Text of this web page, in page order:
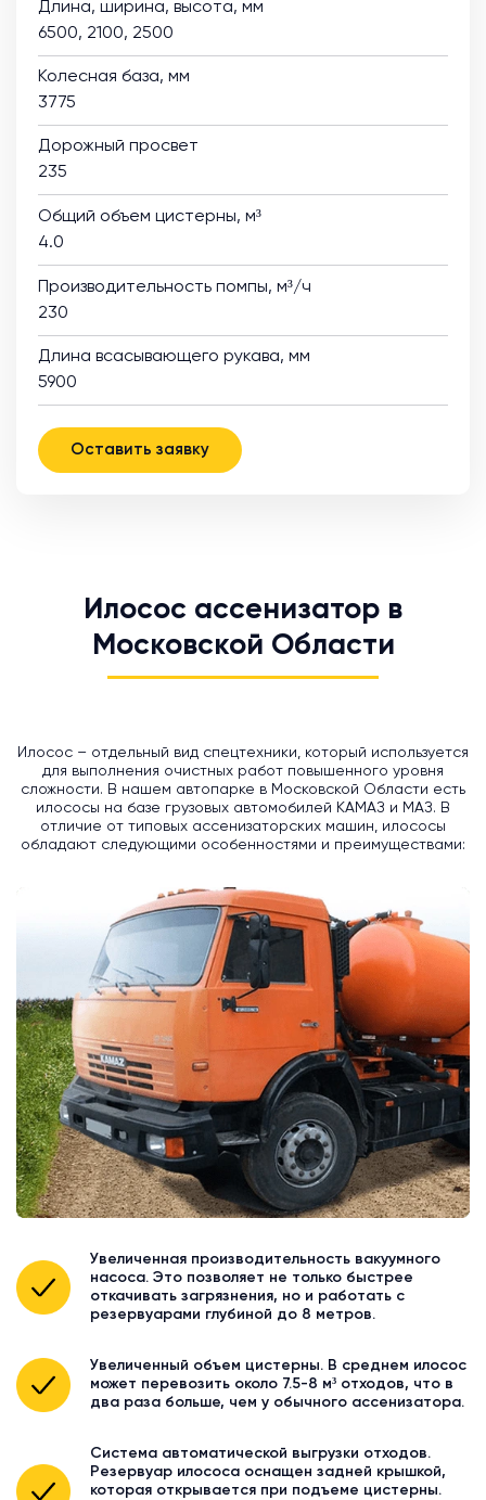
Длина, ширина, высота, мм
6500, 2100, 2500
Колесная база, мм
3775
Дорожный просвет
235
Общий объем цистерны, м³
4.0
Производительность помпы, м³/ч
230
Длина всасывающего рукава, мм
5900
Оставить заявку
Илосос ассенизатор в
Московской Области
Илосос – отдельный вид спецтехники, который используется
для выполнения очистных работ повышенного уровня
сложности. В нашем автопарке в Московской Области есть
илососы на базе грузовых автомобилей КАМАЗ и МАЗ. В
отличие от типовых ассенизаторских машин, илососы
обладают следующими особенностями и преимуществами:
Увеличенная производительность вакуумного
насоса. Это позволяет не только быстрее
откачивать загрязнения, но и работать с
резервуарами глубиной до 8 метров.
Увеличенный объем цистерны. В среднем илосос
может перевозить около 7.5-8 м³ отходов, что в
два раза больше, чем у обычного ассенизатора.
Система автоматической выгрузки отходов.
Резервуар илососа оснащен задней крышкой,
которая открывается при подъеме цистерны.